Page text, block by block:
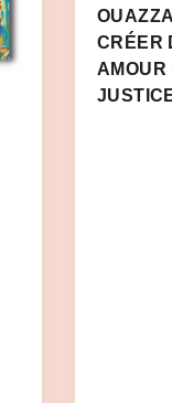
CRÉER
AMOUR